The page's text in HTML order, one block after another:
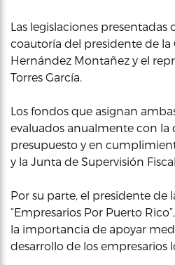
Las legislaciones presentadas
coautoría del presidente de la
Hernández Montañez y el
Torres García.
Los fondos que asignan
evaluados anualmente con
presupuesto y en
y la Junta de Supervisión
Por su parte, el presidente de
“Empresarios Por Puerto
la importancia de apoyar
desarrollo de los empresarios